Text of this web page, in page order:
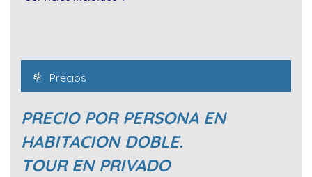
Precios
PRECIO POR PERSONA EN
HABITACION DOBLE.
TOUR EN PRIVADO